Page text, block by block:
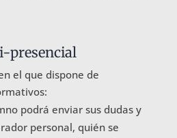
presencial
el que dispone de
podrá enviar sus dudas y
personal, quién se